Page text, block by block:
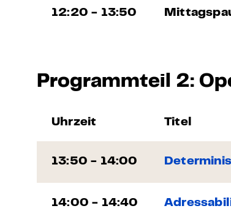
12:20 - 13:50
Programmteil 2:
Uhrzeit Titel
13:50 - 14:00
14:00 - 14:40